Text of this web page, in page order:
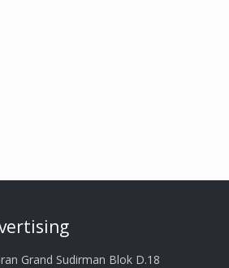
Grand Sudirman Blok D.18